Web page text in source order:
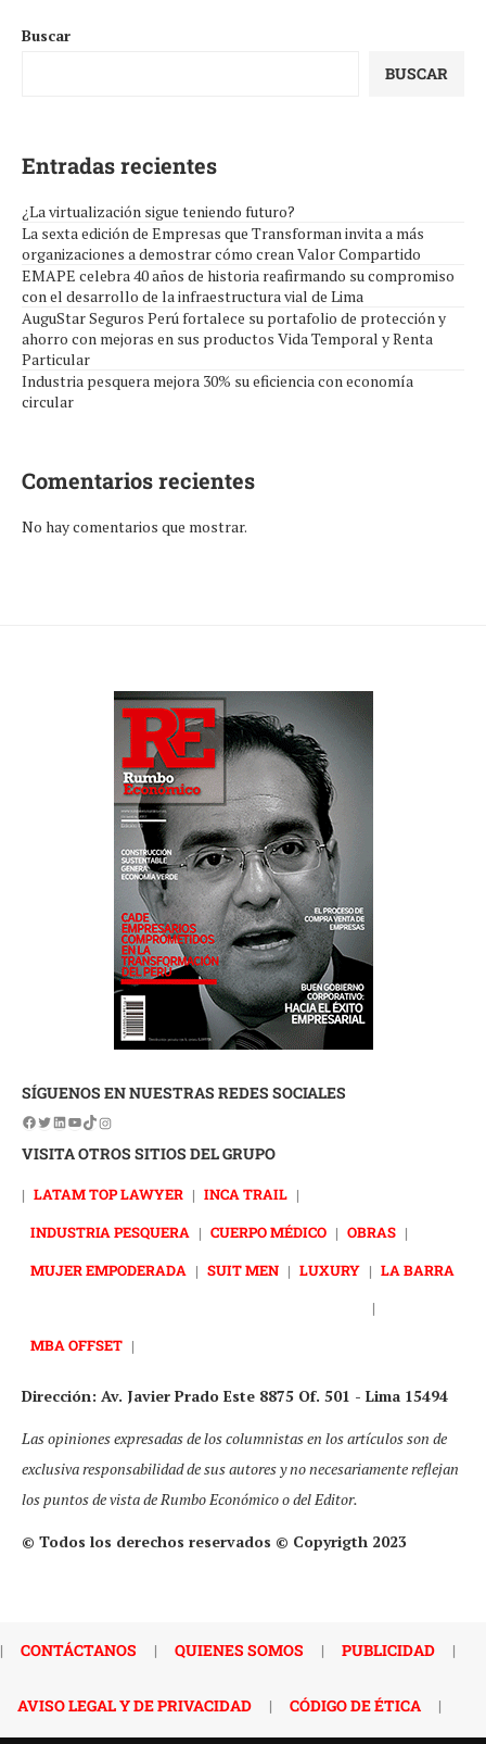
Buscar
BUSCAR
Entradas recientes
¿La virtualización sigue teniendo futuro?
La sexta edición de Empresas que Transforman invita a más
organizaciones a demostrar cómo crean Valor Compartido
EMAPE celebra 40 años de historia reafirmando su compromiso
con el desarrollo de la infraestructura vial de Lima
AuguStar Seguros Perú fortalece su portafolio de protección y
ahorro con mejoras en sus productos Vida Temporal y Renta
Particular
Industria pesquera mejora 30% su eficiencia con economía
circular
Comentarios recientes
No hay comentarios que mostrar.
SÍGUENOS EN NUESTRAS REDES SOCIALES
VISITA OTROS SITIOS DEL GRUPO
| LATAM TOP LAWYER | INCA TRAIL |
INDUSTRIA PESQUERA | CUERPO MÉDICO | OBRAS |
MUJER EMPODERADA | SUIT MEN | LUXURY | LA BARRA
|
MBA OFFSET |
Dirección: Av. Javier Prado Este 8875 Of. 501 - Lima 15494
Las opiniones expresadas de los columnistas en los artículos son de
exclusiva responsabilidad de sus autores y no necesariamente reflejan
los puntos de vista de Rumbo Económico o del Editor.
© Todos los derechos reservados © Copyrigth 2023
| CONTÁCTANOS | QUIENES SOMOS | PUBLICIDAD |
AVISO LEGAL Y DE PRIVACIDAD | CÓDIGO DE ÉTICA |